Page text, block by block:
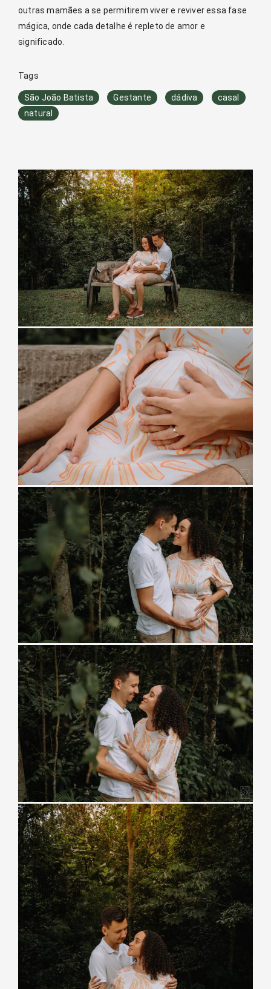
outras mamães a se permitirem viver e reviver essa fase
mágica, onde cada detalhe é repleto de amor e
significado.
Tags
São João Batista Gestante dádiva
casal
natural